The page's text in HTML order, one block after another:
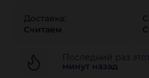
Доставка:
Считаем
Последний раз
минут назад